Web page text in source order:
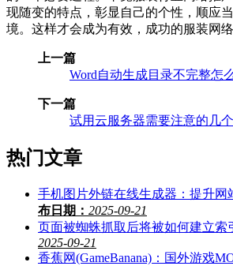
现随变的特点，彰显自己的个性，顺应
境。这样才会成为有效，成功的服装网络
上一篇
Word自动生成目录不完整怎
下一篇
试用云服务器需要注意的几
热门文章
手机图片外链在线生成器：提升网
布日期： 2025-09-21
页面被蜘蛛抓取后将被如何建立索
2025-09-21
香蕉网(GameBanana)：国外游戏